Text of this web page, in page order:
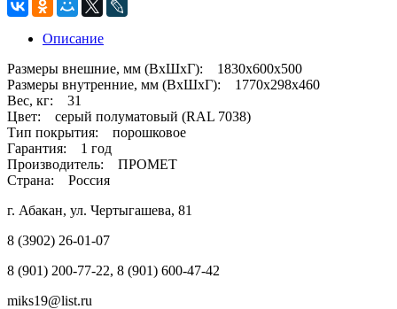
Описание
Размеры внешние, мм (ВхШхГ): 1830x600x500
Размеры внутренние, мм (ВхШхГ): 1770x298x460
Вес, кг: 31
Цвет: серый полуматовый (RAL 7038)
Тип покрытия: порошковое
Гарантия: 1 год
Производитель: ПРОМЕТ
Страна: Россия
г. Абакан, ул. Чертыгашева, 81
8 (3902) 26-01-07
8 (901) 200-77-22, 8 (901) 600-47-42
miks19@list.ru